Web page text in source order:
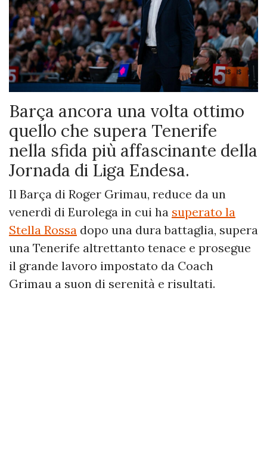
Barça ancora una volta ottimo
quello che supera Tenerife
nella sfida più affascinante della
Jornada di Liga Endesa.
Il Barça di Roger Grimau, reduce da un
venerdì di Eurolega in cui ha superato la
Stella Rossa dopo una dura battaglia, supera
una Tenerife altrettanto tenace e prosegue
il grande lavoro impostato da Coach
Grimau a suon di serenità e risultati.